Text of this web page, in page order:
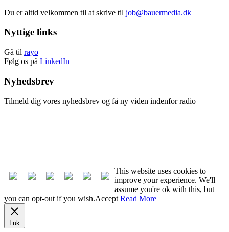
Du er altid velkommen til at skrive til job@bauermedia.dk
Nyttige links
Gå til rayo
Følg os på LinkedIn
Nyhedsbrev
Tilmeld dig vores nyhedsbrev og få ny viden indenfor radio
This website uses cookies to
improve your experience. We'll
assume you're ok with this, but
you can opt-out if you wish.Accept Read More
Luk